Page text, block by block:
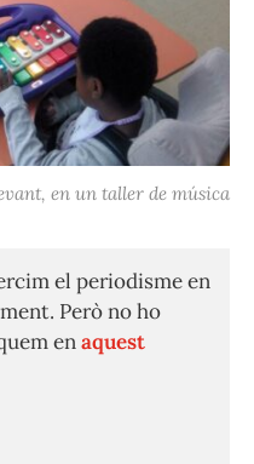
en un taller de música
el periodisme en
Però no ho
enaquest